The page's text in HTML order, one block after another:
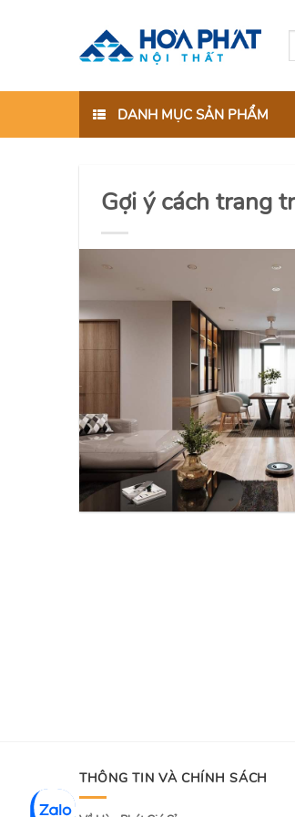
DANH MỤC SẢN PHẨM
Gợi ý cách trang
THÔNG TIN VÀ CHÍNH SÁCH